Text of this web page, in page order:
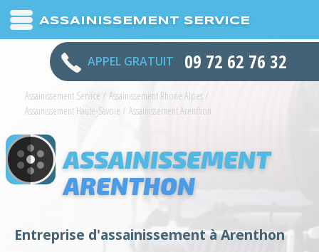
ASSAINISSEMENT SERVICE
APPEL GRATUIT 09 72 62 76 32
Assainissement Service / Assainissement Rhone Alpes /
Assainissement Haute-Savoie / Assainissement Arenthon
ASSAINISSEMENT
ARENTHON
Entreprise d'assainissement à Arenthon